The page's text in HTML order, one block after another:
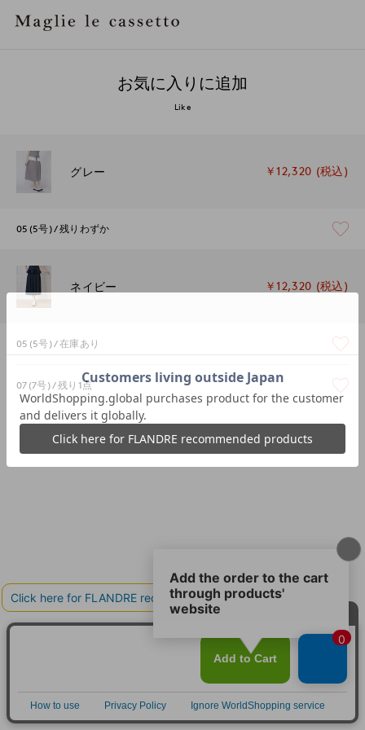
お気に入りに追加
Like
グレー ￥12,320 (税込)
05(5号) 残りわずか
ネイビー ￥12,320 (税込)
05(5号) 在庫あり
07(7号) 残り1点